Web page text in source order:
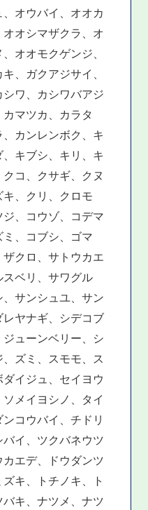
オウバイ、オオカ
オシマザクラ、オ
オオモクゲンジ、
、ガクアジサイ、
ワ、カシワバアジ
マツカ、カラタ
カンレンボク、キ
キブシ、キリ、キ
コ、クサギ、クヌ
、クリ、クロモ
、コウゾ、コデマ
、コブシ、ゴマ
クロ、サトウカエ
ベリ、サワグル
サンシュユ、サン
ヤナギ、シデコブ
ューンベリー、シ
ズミ、スモモ、ス
イジュ、セイヨウ
メイヨシノ、タイ
コウバイ、チドリ
イ、ツクバネウツ
エデ、ドウダンツ
キ、トチノキ、ト
キ、ナツメ、ナツ